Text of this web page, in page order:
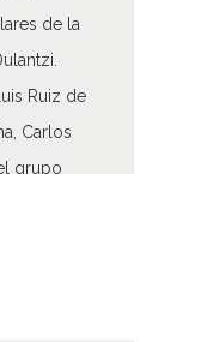
de la
Ruiz de
Carlos
grupo